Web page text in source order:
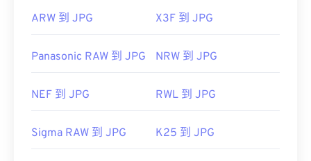
ARW 到 JPG X3F 到 JPG
Panasonic RAW 到 JPG NRW 到 JPG
NEF 到 JPG RWL 到 JPG
Sigma RAW 到 JPG K25 到 JPG